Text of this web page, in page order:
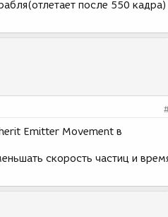
после 550
Emitter Movement в
скорость частиц и